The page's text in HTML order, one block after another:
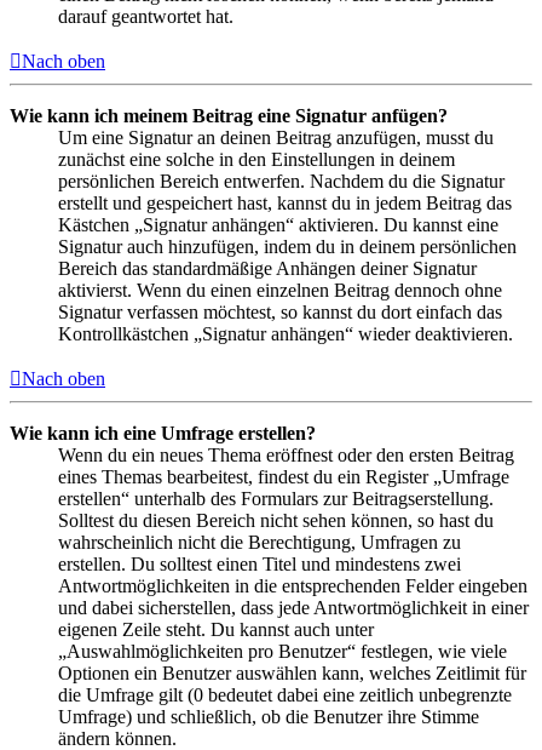
darauf geantwortet hat.
Nach oben
Wie kann ich meinem Beitrag eine Signatur anfügen?
Um eine Signatur an deinen Beitrag anzufügen, musst du
zunächst eine solche in den Einstellungen in deinem
persönlichen Bereich entwerfen. Nachdem du die Signatur
erstellt und gespeichert hast, kannst du in jedem Beitrag das
Kästchen „Signatur anhängen“ aktivieren. Du kannst eine
Signatur auch hinzufügen, indem du in deinem persönlichen
Bereich das standardmäßige Anhängen deiner Signatur
aktivierst. Wenn du einen einzelnen Beitrag dennoch ohne
Signatur verfassen möchtest, so kannst du dort einfach das
Kontrollkästchen „Signatur anhängen“ wieder deaktivieren.
Nach oben
Wie kann ich eine Umfrage erstellen?
Wenn du ein neues Thema eröffnest oder den ersten Beitrag
eines Themas bearbeitest, findest du ein Register „Umfrage
erstellen“ unterhalb des Formulars zur Beitragserstellung.
Solltest du diesen Bereich nicht sehen können, so hast du
wahrscheinlich nicht die Berechtigung, Umfragen zu
erstellen. Du solltest einen Titel und mindestens zwei
Antwortmöglichkeiten in die entsprechenden Felder eingeben
und dabei sicherstellen, dass jede Antwortmöglichkeit in einer
eigenen Zeile steht. Du kannst auch unter
„Auswahlmöglichkeiten pro Benutzer“ festlegen, wie viele
Optionen ein Benutzer auswählen kann, welches Zeitlimit für
die Umfrage gilt (0 bedeutet dabei eine zeitlich unbegrenzte
Umfrage) und schließlich, ob die Benutzer ihre Stimme
ändern können.